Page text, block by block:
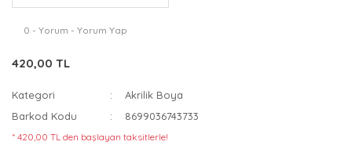
0 - Yorum - Yorum Yap
420,00 TL
Kategori
Akrilik Boya
Barkod Kodu
8699036743733
* 420,00 TL den başlayan taksitlerle!